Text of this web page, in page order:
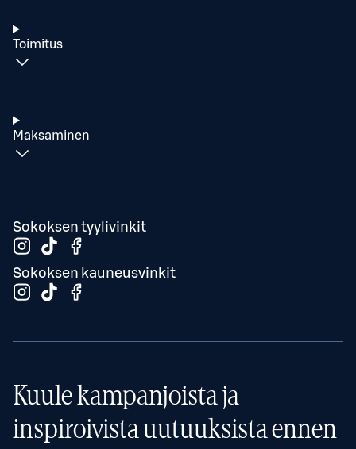
Toimitus
Maksaminen
Sokoksen tyylivinkit
Sokoksen kauneusvinkit
Kuule kampanjoista ja
inspiroivista uutuuksista ennen